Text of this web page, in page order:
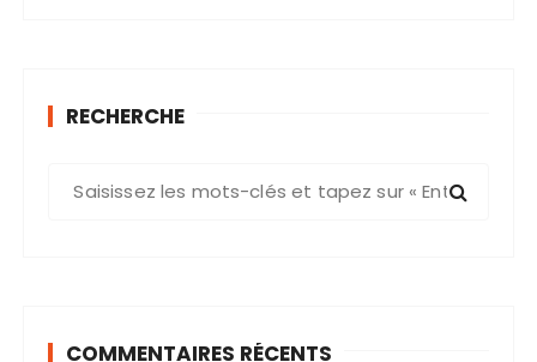
RECHERCHE
COMMENTAIRES RÉCENTS